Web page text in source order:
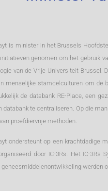
is minister in het Brussels
genomen om het gebruik
van de Vrije Universiteit Brussel.
menselijke stamcelculturen om de
de databank RE-Place, een
databank te centraliseren. Op die
proefdiervrije methoden.
ondersteunt op een krachtdadige
door IC-3Rs. Het IC-
geneesmiddelenontwikkeling werden